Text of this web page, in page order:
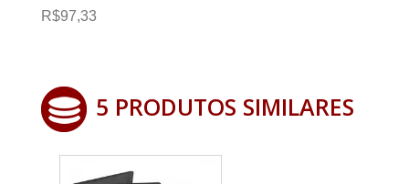
R$97,33
5 PRODUTOS SIMILARES